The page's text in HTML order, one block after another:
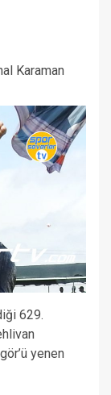
Karaman
629.
yenen